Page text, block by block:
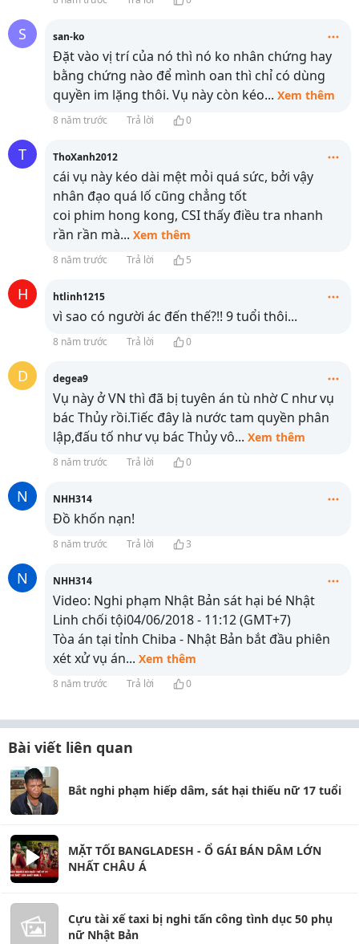
S san-ko
Đặt vào vị trí của nó thì nó ko nhân chứng hay
bằng chứng nào để mình oan thì chỉ có dùng
quyền im lặng thôi. Vụ này còn kéo... Xem thêm
8 năm trước Trả lời 0
T ThoXanh2012
cái vụ này kéo dài mệt mỏi quá sức, bởi vậy
nhân đạo quá lố cũng chẳng tốt
coi phim hong kong, CSI thấy điều tra nhanh
rần rần mà... Xem thêm
8 năm trước Trả lời 5
H htlinh1215
vì sao có người ác đến thế?!! 9 tuổi thôi...
8 năm trước Trả lời 0
D degea9
Vụ này ở VN thì đã bị tuyên án tù nhờ C như vụ
bác Thủy rồi.Tiếc đây là nước tam quyền phân
lập,đấu tố như vụ bác Thủy vô... Xem thêm
8 năm trước Trả lời 0
N NHH314
Đồ khốn nạn!
8 năm trước Trả lời 3
N NHH314
Video: Nghi phạm Nhật Bản sát hại bé Nhật
Linh chối tội04/06/2018 - 11:12 (GMT+7)
Tòa án tại tỉnh Chiba - Nhật Bản bắt đầu phiên
xét xử vụ án... Xem thêm
8 năm trước Trả lời 0
Bài viết liên quan
Bắt nghi phạm hiếp dâm, sát hại thiếu nữ 17 tuổi
MẶT TỐI BANGLADESH - Ổ GÁI BÁN DÂM LỚN
NHẤT CHÂU Á
Cựu tài xế taxi bị nghi tấn công tình dục 50 phụ
nữ Nhật Bản